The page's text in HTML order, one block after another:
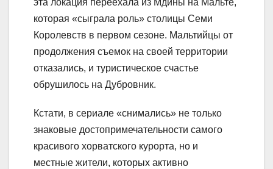
эта локация переехала из Мдины на Мальте,
которая «сыграла роль» столицы Семи
Королевств в первом сезоне. Мальтийцы от
продолжения съемок на своей территории
отказались, и туристическое счастье
обрушилось на Дубровник.
Кстати, в сериале «снимались» не только
знаковые достопримечательности самого
красивого хорватского курорта, но и
местные жители, которых активно